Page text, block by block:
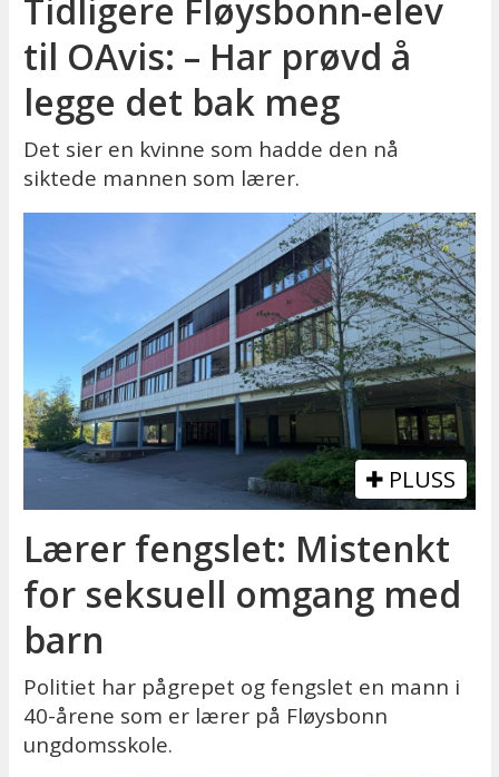
Tidligere Fløysbonn-elev
til OAvis: – Har prøvd å
legge det bak meg
Det sier en kvinne som hadde den nå
siktede mannen som lærer.
PLUSS
Lærer fengslet: Mistenkt
for seksuell omgang med
barn
Politiet har pågrepet og fengslet en mann i
40-årene som er lærer på Fløysbonn
ungdomsskole.